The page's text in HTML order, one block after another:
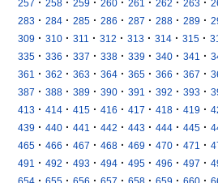
257 · 258 · 259 · 260 · 261 · 262 · 263 ·
283 · 284 · 285 · 286 · 287 · 288 · 289 ·
309 · 310 · 311 · 312 · 313 · 314 · 315 ·
335 · 336 · 337 · 338 · 339 · 340 · 341 ·
361
· 362 · 363 · 364 · 365 · 366 · 367 ·
387 · 388 · 389 · 390 · 391 · 392 · 393 ·
413 · 414 · 415 · 416 · 417 · 418 · 419 ·
439 · 440 · 441 · 442 · 443 · 444 · 445 ·
465 · 466 · 467 · 468 · 469 · 470 · 471 ·
491
· 492 · 493 · 494 · 495 · 496 · 497 ·